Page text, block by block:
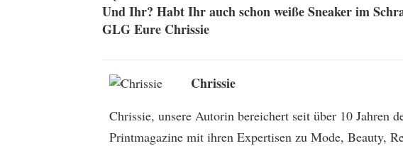
Und Ihr? Habt Ihr auch schon weiße Sneaker im
GLG Eure Chrissie
Chrissie
Chrissie, unsere Autorin bereichert seit über 10 Jahren
Printmagazine mit ihren Expertisen zu Mode, Beauty,